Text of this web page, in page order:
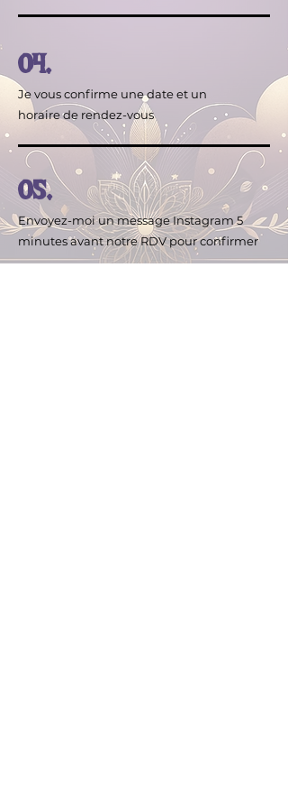
04.
Je vous confirme une date et un
horaire de rendez-vous
05.
Envoyez-moi un message Instagram 5
minutes avant notre RDV pour confirmer